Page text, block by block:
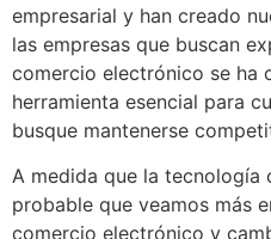
empresarial y han creado
las empresas que buscan
comercio electrónico se ha
herramienta esencial para
busque mantenerse
A medida que la tecnología
probable que veamos más
comercio electrónico y